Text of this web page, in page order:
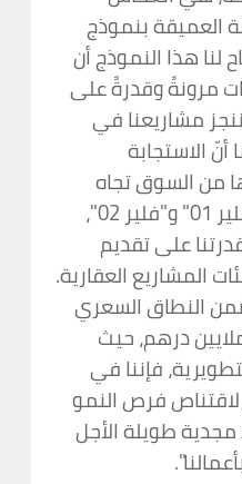
العميقة بنموذج
لنا هذا النموذج أن
مرونةً وقدرةً على
مشاريعنا في
الاستجابة
من السوق تجاه
مشاريعنا الرائدة، مثل "فلير 01" و"فلير 02"،
على تقديم
المشاريع العقارية.
النطاق السعري
يتراوح بين 1 إلى 3 ملايين درهم، حيث
فإننا في
فرص النمو
طويلة الأجل